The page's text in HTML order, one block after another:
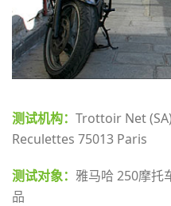
测试机构： Trottoir Net
Reculettes 75013 Paris
测试对象： 雅马哈 250摩
品